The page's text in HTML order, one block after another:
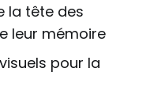
la tête des
leur mémoire
pour la